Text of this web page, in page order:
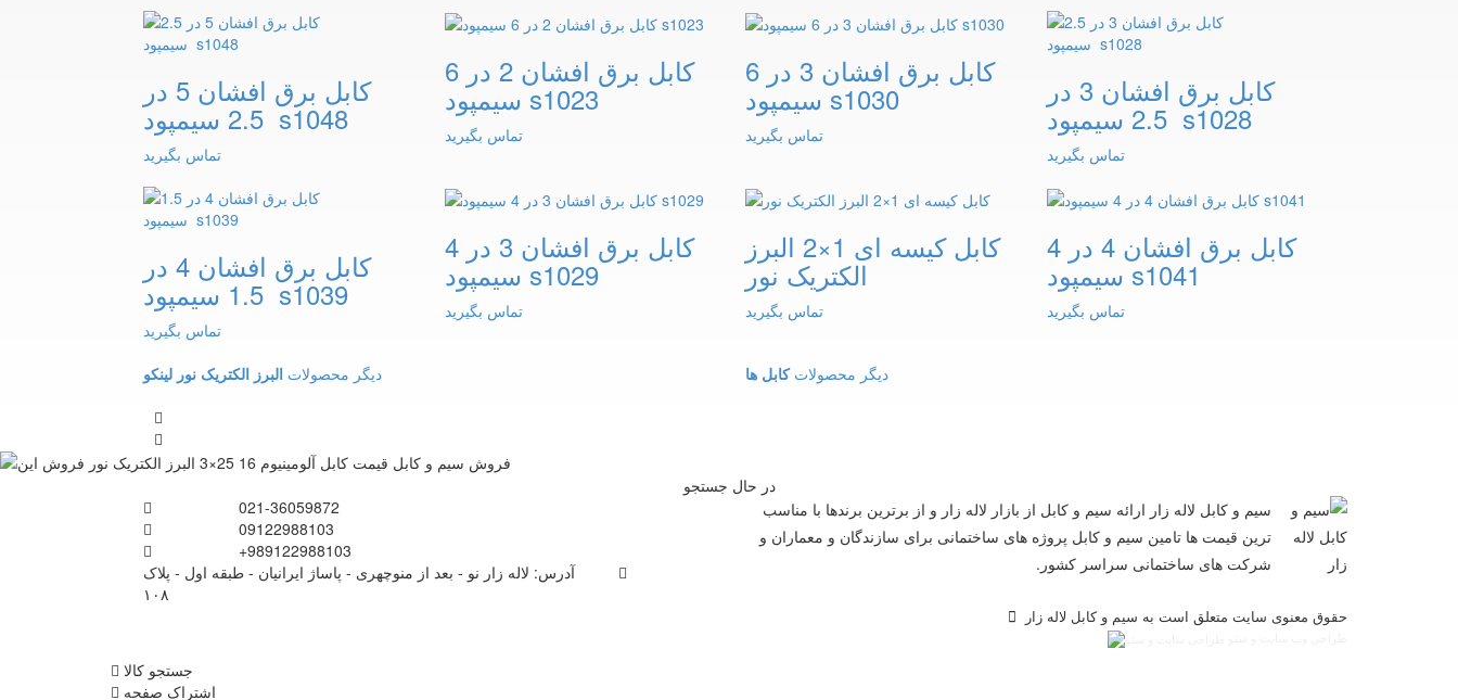
کابل برق افشان 5 در
2.5 سیمپود s1048
تماس بگیرید
کابل برق افشان 2 در 6
سیمپود s1023
تماس بگیرید
کابل برق افشان 3 در 6
سیمپود s1030
تماس بگیرید
کابل برق افشان 3 در
2.5 سیمپود s1028
تماس بگیرید
کابل برق افشان 4 در
1.5 سیمپود s1039
تماس بگیرید
کابل برق افشان 3 در 4
سیمپود s1029
تماس بگیرید
کابل کیسه ای 1×2 البرز
الکتریک نور
تماس بگیرید
کابل برق افشان 4 در 4
سیمپود s1041
تماس بگیرید
دیگر محصولات البرز الکتریک نور لینکو دیگر محصولاتکابل ها
در حال جستجو
021-36059872
09122988103
+989122988103
آدرس: لاله زار نو - بعد از منوچهری - پاساژ ایرانیان - طبقه اول - پلاک
۱۰۸
سیم و کابل لاله زار ارائه سیم و کابل از بازار لاله زار و از برترین برندها با مناسب
ترین قیمت ها تامین سیم و کابل پروژه های ساختمانی برای سازندگان و معماران و
شرکت های ساختمانی سراسر کشور.
حقوق معنوی سایت متعلق است به سیم و کابل لاله زار
جستجو کالا
اشتراک صفحه